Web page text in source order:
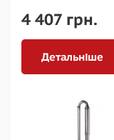
4 407 грн.
Детальніше